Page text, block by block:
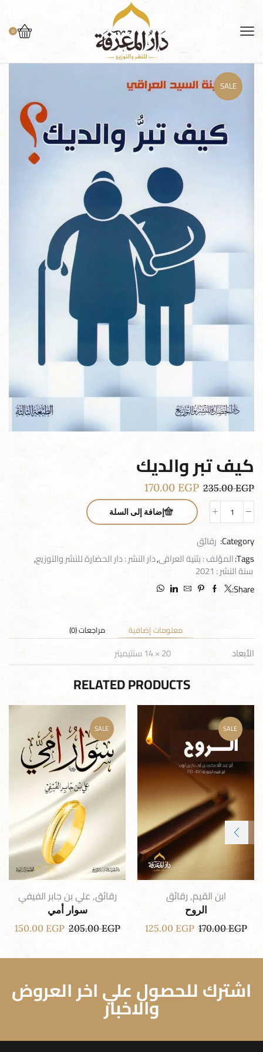
0
SALE
كيف تبر والديك
235.00EGP
170.00 EGP
إضافة إلى السلة
Category: رقائق
Tags: المؤلف : بثنية العراقى,دار النشر : دار الحضارة للنشر والتوزيع,
سنة النشر : 2021
Share:
معلومات إضافية مراجعات (0)
الأبعاد 20 × 14 سنتيميتر
RELATED PRODUCTS
SALE
ابن القيم,رقائق
الروح
170.00EGP
125.00 EGP
SALE
رقائق,علي بن جابر الفيفي
سوار أمي
205.00EGP
150.00 EGP
اشترك للحصول علي اخر العروض
والاخبار